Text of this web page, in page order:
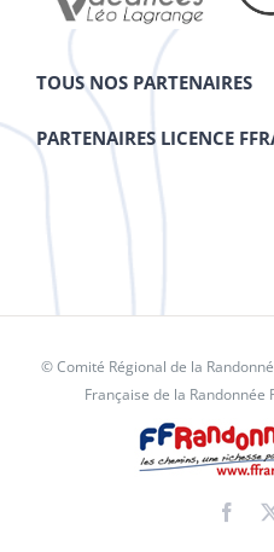
TOUS NOS PARTENAIRES
PARTENAIRES LICENCE
© Comité Régional de la
Française de la Randonnée